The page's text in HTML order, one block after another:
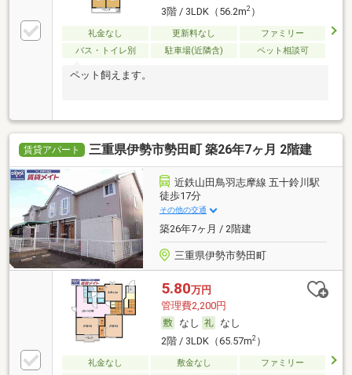
3階 / 3LDK（56.2m2）
礼金なし 更新料なし
ファミリー
バス・トイレ別
駐車場(近隣含) ペット相談可
ペット飼えます。
賃貸アパート 三重県伊勢市勢田町 築26年7ヶ月 2階建
近鉄山田鳥羽志摩線 五十鈴川駅
徒歩17分
その他の交通
築26年7ヶ月 / 2階建
三重県伊勢市勢田町
5.80万円
管理費2,200円
なし
なし
2階 / 3LDK（65.57m2）
礼金なし 敷金なし
ファミリー